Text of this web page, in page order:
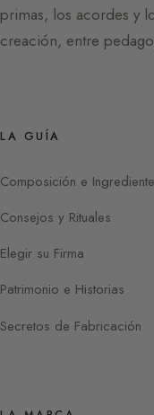
primas, los acordes y
creación, entre
LA GUÍA
Composición e
Consejos y Rituales
Elegir su Firma
Patrimonio e Historias
Secretos de Fabricación